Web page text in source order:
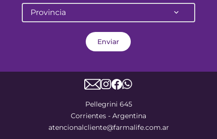
Provincia
Enviar
Pellegrini 645
Corrientes - Argentina
atencionalcliente@farmalife.com.ar